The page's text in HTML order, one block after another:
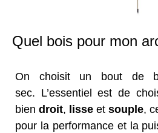
Quel bois pour mon
On choisit un bout de
sec. L’essentiel est de
bien droit, lisse et souple,
pour la performance et la